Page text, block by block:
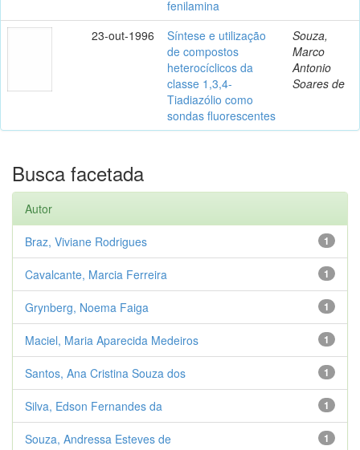
fenilamina
23-out-1996
Síntese e utilização
de compostos
heterocíclicos da
classe 1,3,4-
Tiadiazólio como
sondas fluorescentes
Souza,
Marco
Antonio
Soares de
Busca facetada
Autor
1
Braz, Viviane Rodrigues
1
Cavalcante, Marcia Ferreira
1
Grynberg, Noema Faiga
1
Maciel, Maria Aparecida Medeiros
1
Santos, Ana Cristina Souza dos
1
Silva, Edson Fernandes da
1
Souza, Andressa Esteves de